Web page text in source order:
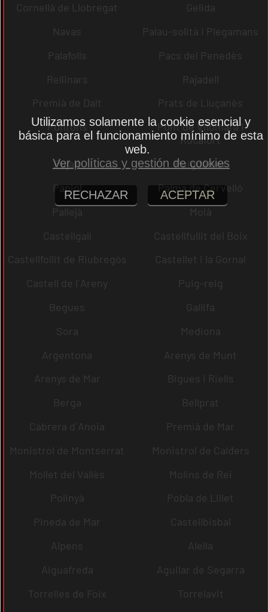
Cornellà de Llobregat
Gelida
Navas
Palau-solità i Plegamans
Palafolls
Pacs del Penedès
Rellinars
Rajadell
Premià de Dalt
Prats de Lluçanès
Pontons
Pont de Vilomara i
Rocafort
Pujalt
Puigdàlber
Papiol
Palma de Cervelló
Pallejà
Moià
Castellgalí
Castellfullit del Boix
Castellfollit de Riubregós
Castellet i la Gornal
Castell de l´Areny
Puig-reig
Begues
Gallifa
Sora
Mediona
Argentona
Arenys de Munt
Arenys de Mar
Bigues i Riells
Berga
Bellprat
Cabrera d´Anoia
Premià de Mar
Monistrol de Montserrat
Monistrol de Calders
Mollet del Vallès
Molins de Rei
Polinyà
Pobla de Lillet
Pineda de Mar
Castellbisbal
Alpens
Alella
Aiguafreda
Aguilar de Segarra
Torrelles de Foix
Torrelavit
Utilizamos solamente la cookie esencial y
básica para el funcionamiento mínimo de esta
web.
Ver políticas y gestión de cookies
RECHAZAR ACEPTAR